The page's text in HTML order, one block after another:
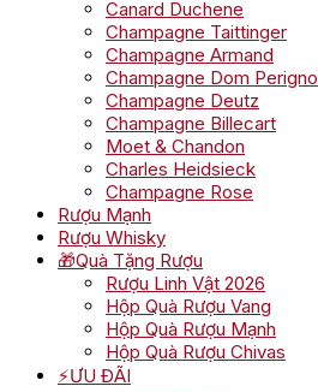
Canard Duchene
Champagne Taittinger
Champagne Armand
Champagne Dom
Champagne Deutz
Champagne Billecart
Moet & Chandon
Charles Heidsieck
Champagne Rose
Rượu Mạnh
Rượu Whisky
🎁Quà Tặng Rượu
Rượu Linh Vật 2026
Hộp Quà Rượu Vang
Hộp Quà Rượu Mạnh
Hộp Quà Rượu Chivas
⚡ƯU ĐÃI